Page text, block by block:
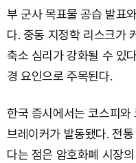
부 군사 목표물 공습 발표
다. 중동 지정학 리스크가
축소 심리가 강화될 수 있
경 요인으로 주목된다.
한국 증시에서는 코스피
브레이커가 발동됐다. 전
다는 점은 암호화폐 시장